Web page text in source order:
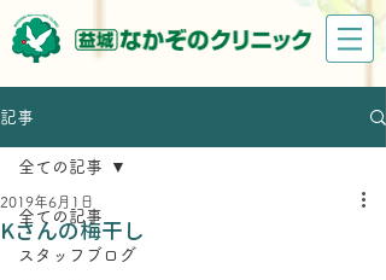
記事
全ての記事
スタッフブログ
全ての記事
Kさんの梅干し
2019年6月1日